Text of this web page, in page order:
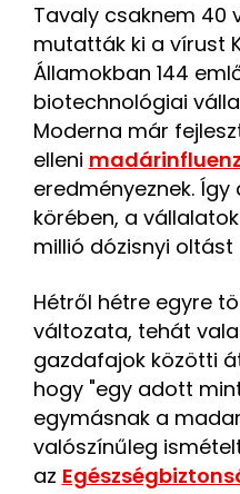
Tavaly csaknem 40
mutatták ki a vírust
Államokban 144
biotechnológiai
Moderna már
elleni
eredményeznek.
körében, a
millió dózisnyi oltást
Hétről hétre egyre
változata, tehát
gazdafajok közötti
hogy "egy adott
egymásnak a
valószínűleg
az